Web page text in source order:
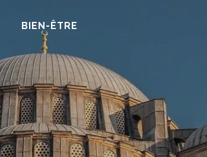
BIEN-ÊTRE